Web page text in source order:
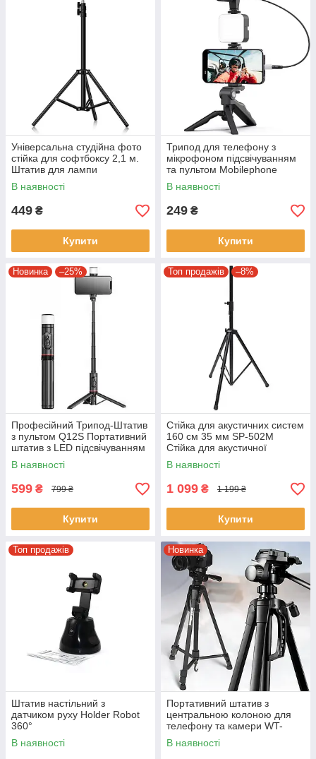
Універсальна студійна фото
стійка для софтбоксу 2,1 м.
Штатив для лампи
алюмінієвий Чорний
В наявності
449 ₴
Купити
Трипод для телефону з
мікрофоном підсвічуванням
та пультом Mobilephone
Набір блогера 5 в 1
В наявності
249 ₴
Купити
Новинка –25%
Професійний Трипод-Штатив
з пультом Q12S Портативний
штатив з LED підсвічуванням
Чорний
В наявності
599 ₴ 799 ₴
Купити
Топ продажів –8%
Стійка для акустичних систем
160 см 35 мм SP-502M
Стійка для акустичної
колонки
В наявності
1 099 ₴ 1 199 ₴
Купити
Топ продажів
Штатив настільний з
датчиком руху Holder Robot
360°
В наявності
Новинка
Портативний штатив з
центральною колоною для
телефону та камери WT-
3520
В наявності